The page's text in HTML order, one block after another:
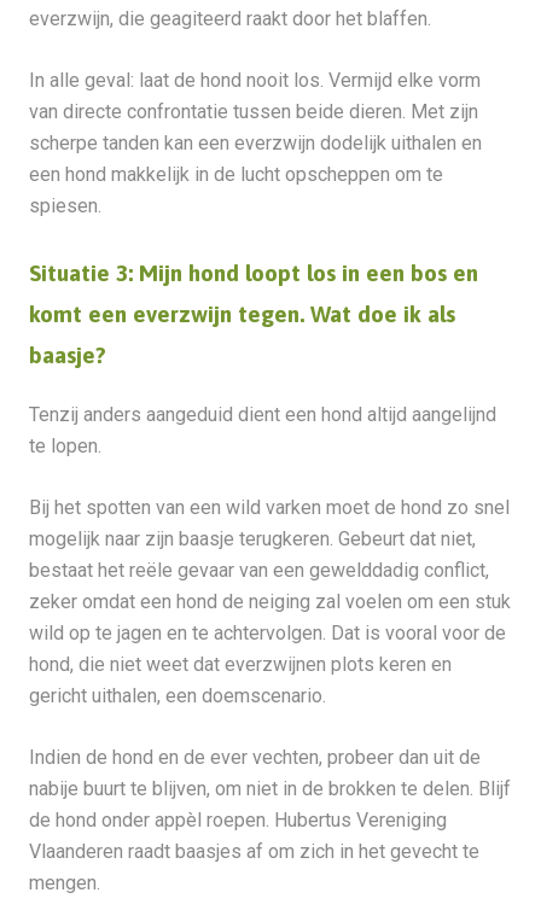
everzwijn, die geagiteerd raakt door het blaffen.
In alle geval: laat de hond nooit los. Vermijd elke vorm
van directe confrontatie tussen beide dieren. Met zijn
scherpe tanden kan een everzwijn dodelijk uithalen en
een hond makkelijk in de lucht opscheppen om te
spiesen.
Situatie 3: Mijn hond loopt los in een bos en
komt een everzwijn tegen. Wat doe ik als
baasje?
Tenzij anders aangeduid dient een hond altijd aangelijnd
te lopen.
Bij het spotten van een wild varken moet de hond zo snel
mogelijk naar zijn baasje terugkeren. Gebeurt dat niet,
bestaat het reële gevaar van een gewelddadig conflict,
zeker omdat een hond de neiging zal voelen om een stuk
wild op te jagen en te achtervolgen. Dat is vooral voor de
hond, die niet weet dat everzwijnen plots keren en
gericht uithalen, een doemscenario.
Indien de hond en de ever vechten, probeer dan uit de
nabije buurt te blijven, om niet in de brokken te delen. Blijf
de hond onder appèl roepen. Hubertus Vereniging
Vlaanderen raadt baasjes af om zich in het gevecht te
mengen.